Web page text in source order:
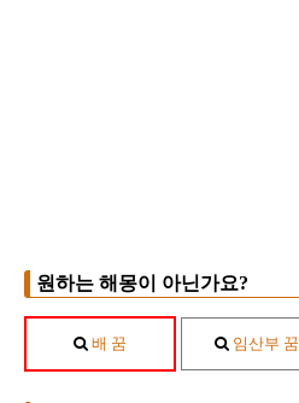
원하는 해몽이 아닌가요?
배 꿈 임산부 꿈